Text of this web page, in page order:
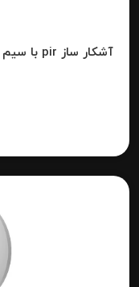
آشکار ساز pir با سیم مدل DS-PDP18-EG2